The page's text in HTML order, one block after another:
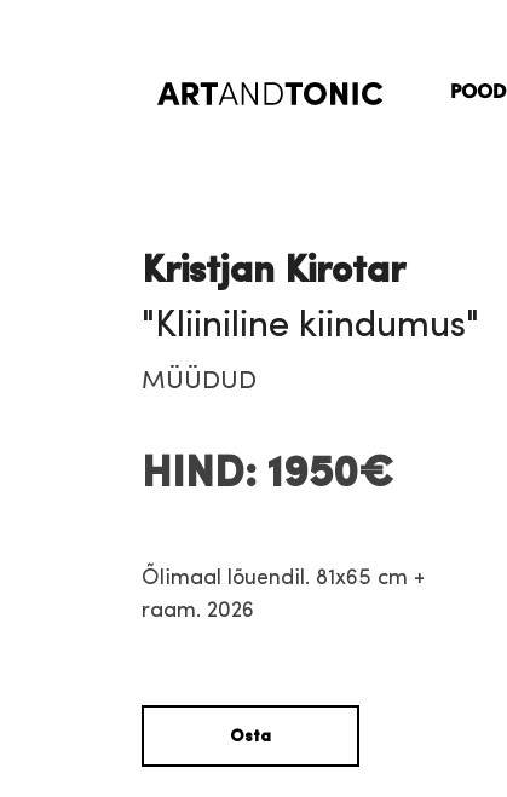
POOD
Kristjan Kirotar
"Kliiniline kiindumus"
MÜÜDUD
HIND: 1950€
Õlimaal lõuendil. 81x65 cm +
raam. 2026
Osta